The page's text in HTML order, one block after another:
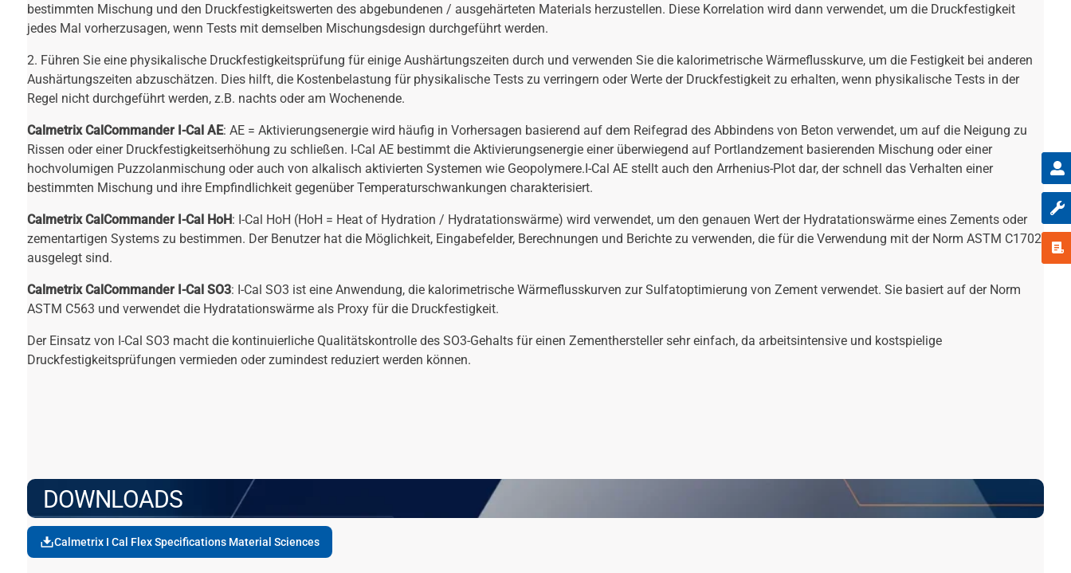
bestimmten Mischung und den Druckfestigkeitswerten des abgebundenen / ausgehärteten Materials herzustellen. Diese Korrelation wird dann verwendet, um die Druckfestigkeit
jedes Mal vorherzusagen, wenn Tests mit demselben Mischungsdesign durchgeführt werden.
2. Führen Sie eine physikalische Druckfestigkeitsprüfung für einige Aushärtungszeiten durch und verwenden Sie die kalorimetrische Wärmeflusskurve, um die Festigkeit bei anderen
Aushärtungszeiten abzuschätzen. Dies hilft, die Kostenbelastung für physikalische Tests zu verringern oder Werte der Druckfestigkeit zu erhalten, wenn physikalische Tests in der
Regel nicht durchgeführt werden, z.B. nachts oder am Wochenende.
Calmetrix CalCommander I-Cal AE: AE = Aktivierungsenergie wird häufig in Vorhersagen basierend auf dem Reifegrad des Abbindens von Beton verwendet, um auf die Neigung zu
Rissen oder einer Druckfestigkeitserhöhung zu schließen. I-Cal AE bestimmt die Aktivierungsenergie einer überwiegend auf Portlandzement basierenden Mischung oder einer
hochvolumigen Puzzolanmischung oder auch von alkalisch aktivierten Systemen wie Geopolymere.I-Cal AE stellt auch den Arrhenius-Plot dar, der schnell das Verhalten einer
bestimmten Mischung und ihre Empfindlichkeit gegenüber Temperaturschwankungen charakterisiert.
Calmetrix CalCommander I-Cal HoH: I-Cal HoH (HoH = Heat of Hydration / Hydratationswärme) wird verwendet, um den genauen Wert der Hydratationswärme eines Zements oder
zementartigen Systems zu bestimmen. Der Benutzer hat die Möglichkeit, Eingabefelder, Berechnungen und Berichte zu verwenden, die für die Verwendung mit der Norm ASTM C1702
ausgelegt sind.
Calmetrix CalCommander I-Cal SO3: I-Cal SO3 ist eine Anwendung, die kalorimetrische Wärmeflusskurven zur Sulfatoptimierung von Zement verwendet. Sie basiert auf der Norm
ASTM C563 und verwendet die Hydratationswärme als Proxy für die Druckfestigkeit.
Der Einsatz von I-Cal SO3 macht die kontinuierliche Qualitätskontrolle des SO3-Gehalts für einen Zementhersteller sehr einfach, da arbeitsintensive und kostspielige
Druckfestigkeitsprüfungen vermieden oder zumindest reduziert werden können.
DOWNLOADS
Calmetrix I Cal Flex Specifications Material Sciences